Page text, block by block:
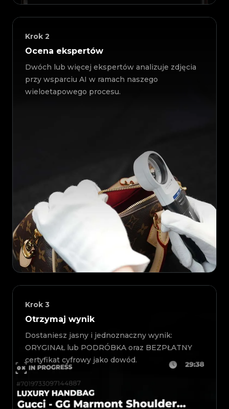
Krok 2
Ocena ekspertów
Dwóch lub więcej ekspertów analizuje zdjęcia
przy wsparciu AI w ramach naszego
wieloetapowego procesu.
Krok 3
Otrzymaj wynik
Dostaniesz jasny i jednoznaczny wynik:
ORYGINAŁ lub PODRÓBKA oraz BEZPŁATNY
certyfikat cyfrowy jako dowód.